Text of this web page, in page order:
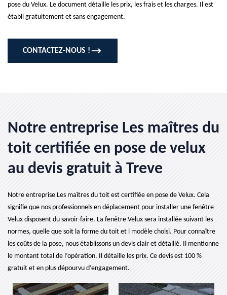
pose du Velux. Le document détaille les prix, les frais et les charges. Il est
établi gratuitement et sans engagement.
CONTACTEZ-NOUS !
Notre entreprise Les maîtres du
toit certifiée en pose de velux
au devis gratuit à Treve
Notre entreprise Les maîtres du toit est certifiée en pose de Velux. Cela
signifie que nos professionnels en déplacement pour installer une fenêtre
Velux disposent du savoir-faire. La fenêtre Velux sera installée suivant les
normes, quelle que soit la forme du toit et l modèle choisi. Pour connaître
les coûts de la pose, nous établissons un devis clair et détaillé. Il mentionne
le montant total de l’opération. Il détaille les prix. Ce devis est 100 %
gratuit et en plus dépourvu d’engagement.